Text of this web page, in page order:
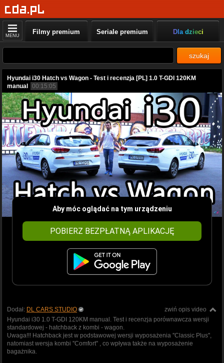
MENU Filmy premium Seriale premium Dla dzieci
szukaj
Hyundai i30 Hatch vs Wagon - Test i recenzja [PL] 1.0 T-GDI 120KM
manual
00:15:05
Aby móc oglądać na tym urządzeniu
POBIERZ BEZPŁATNĄ APLIKACJĘ
zwiń opis video
Dodał: DL CARS STUDIO
Hyundai i30 1.0 T-GDI 120KM manual. Test i recenzja porównawcza wersji
standardowej - hatchback z kombi - wagon.
Uwaga!!! Hatchback jest w podstawowej wersji wyposażenia ''Classic Plus'',
natomiast wersja kombi ''Comfort'' , co wpływa także na wyposażenie
bagażnika.